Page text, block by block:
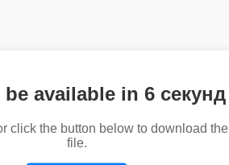
available in 6 секунд
click the button below to download the
file.